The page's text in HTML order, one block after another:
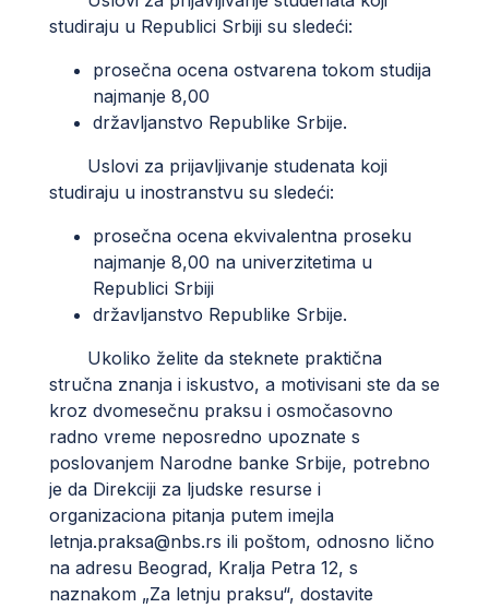
studiraju u Republici Srbiji su sledeći:
prosečna ocena ostvarena tokom studija
najmanje 8,00
državljanstvo Republike Srbije.
Uslovi za prijavljivanje studenata koji
studiraju u inostranstvu su sledeći:
prosečna ocena ekvivalentna proseku
najmanje 8,00 na univerzitetima u
Republici Srbiji
državljanstvo Republike Srbije.
Ukoliko želite da steknete praktična
stručna znanja i iskustvo, a motivisani ste da se
kroz dvomesečnu praksu i osmočasovno
radno vreme neposredno upoznate s
poslovanjem Narodne banke Srbije, potrebno
je da Direkciji za ljudske resurse i
organizaciona pitanja putem imejla
letnja.praksa@nbs.rs ili poštom, odnosno lično
na adresu Beograd, Kralja Petra 12, s
naznakom „Za letnju praksu“, dostavite